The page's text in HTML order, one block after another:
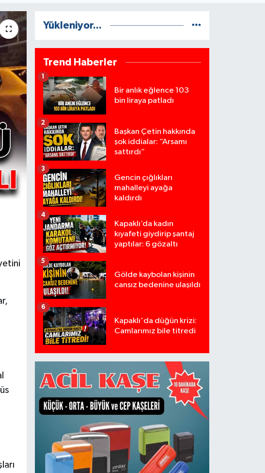
Yükleniyor...
Trend Haberler
Bir anlık eğlence 103
bin liraya patladı
1
Başkan Çetin hakkında
şok iddialar: “Arsamı
sattırdı”
2
Gencin çığlıkları
mahalleyi ayağa
kaldırdı
3
Kapaklı’da kadın
kıyafeti giydirip şantaj
yaptılar: 6 gözaltı
4
Gölde kaybolan kişinin
cansız bedenine ulaşıldı
5
Kapaklı'da düğün krizi:
Camlarımız bile titredi
6